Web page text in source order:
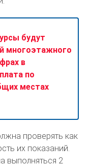
будут
многоэтажного
в
по
местах
проверять как
их показаний.
выполняться 2